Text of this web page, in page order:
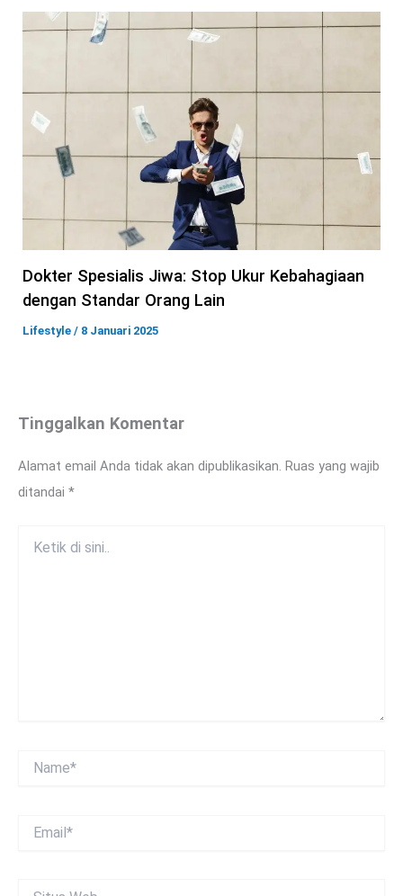
Dokter Spesialis Jiwa: Stop Ukur Kebahagiaan
dengan Standar Orang Lain
Lifestyle / 8 Januari 2025
Tinggalkan Komentar
Alamat email Anda tidak akan dipublikasikan. Ruas yang wajib
ditandai *